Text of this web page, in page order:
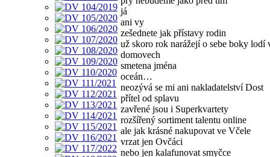
já
ani vy
zešednete jak přístavy rodin
už skoro rok narážejí o sebe boky lodí
domovech
smetena jména
oceán…
neozývá se mi ani nakladatelství Dost
přítel od splavu
zavřené jsou i Superkvartety
rozšířený sortiment talentu online
ale jak krásné nakupovat ve Včele
vrzat jen Ovčáci
nebo jen kalafunovat smyčce